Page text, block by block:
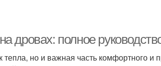
дровах: полное
но и важная часть комфортного и